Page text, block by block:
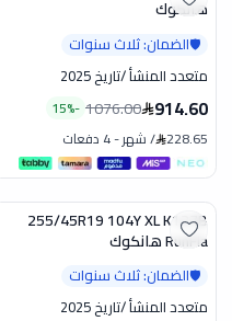
هانكوك
🛡️الضمان: ثلاث سنوات
متعدد المنشأ/تاريخ 2025
914.60
1076.00
-
15%
228.65
/شهر-4 دفعات
تخفيض255/45R19 104Y XL K127B
RunFla هانكوك
🛡️الضمان: ثلاث سنوات
متعدد المنشأ/تاريخ 2025